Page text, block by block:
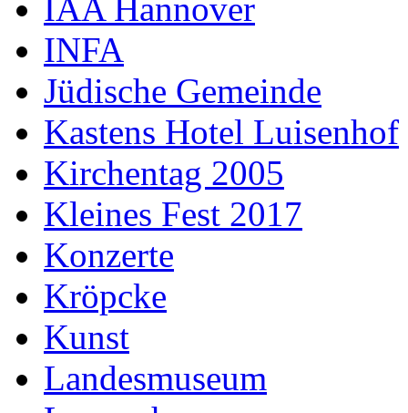
IAA Hannover
INFA
Jüdische Gemeinde
Kastens Hotel Luisenhof
Kirchentag 2005
Kleines Fest 2017
Konzerte
Kröpcke
Kunst
Landesmuseum